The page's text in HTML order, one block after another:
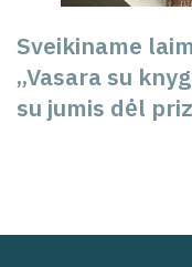
Sveikiname
„Vasara su
su jumis dėl